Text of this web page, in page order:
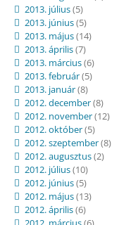
2013. július(5)
2013. június(5)
2013. május(14)
2013. április(7)
2013. március(6)
2013. február(5)
2013. január(8)
2012. december(8)
2012. november(12)
2012. október(5)
2012. szeptember(8)
2012. augusztus(2)
2012. július(10)
2012. június(5)
2012. május(13)
2012. április(6)